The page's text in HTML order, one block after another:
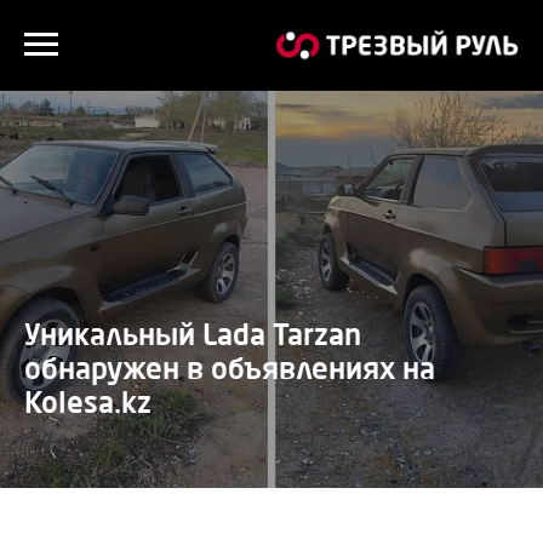
Уникальный Lada Tarzan
обнаружен в объявлениях на
Kolesa.kz